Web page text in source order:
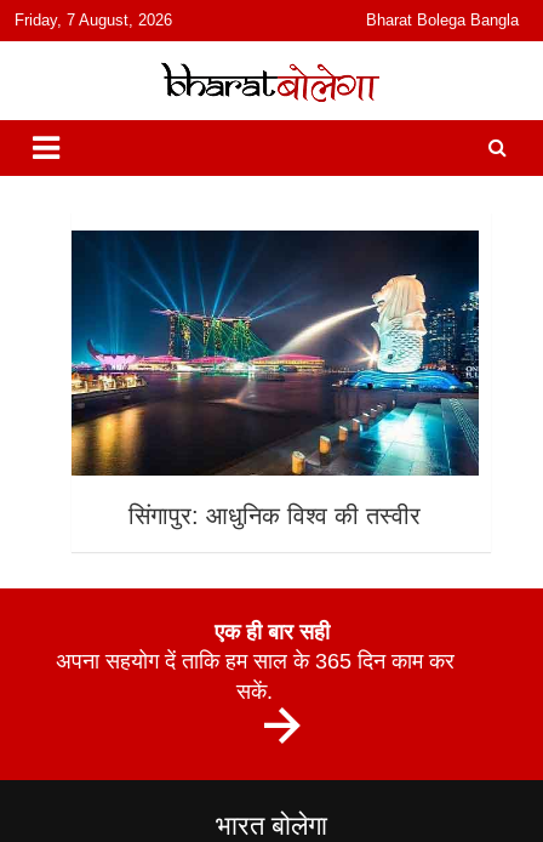
content
Friday, 7 August, 2026 Bharat Bolega Bangla
भारत बोलेगा
हिंदी में समाचार, विचार, ऑडियो, वीडियो और फ़ीचर. भारत बोलेगा हिंदी न्यूज़ वेबसाइट
India: News, Views, Info, Trends & Podcast I जानकारी भी समझदारी भी
और पॉडकास्ट
सिंगापुर: आधुनिक विश्व की तस्वीर
एक ही बार सही
अपना सहयोग दें ताकि हम साल के 365 दिन काम कर
सकें.
भारत बोलेगा